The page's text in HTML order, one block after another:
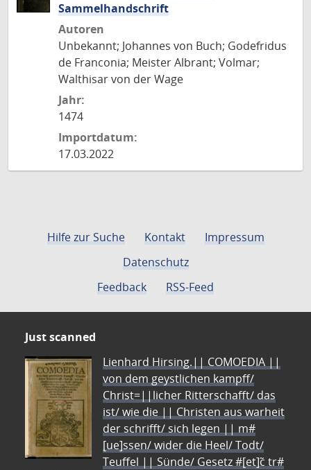
Sammelhandschrift
Autoren
Unbekannt; Johannes von Buch; Godefridus
de Franconia; Meister Albrant; Volmar;
Walthisar von der Wage
Jahr:
1474
Importdatum:
17.03.2022
Hilfe zur Suche Kontakt
Impressum
Datenschutz
Feedback
RSS-Feed
Just scanned
Lienhard Hirsing.|| COMOEDIA ||
von dem geystlichen kampff/
Christ=||licher Ritterschafft/ das
ist/ wie die || Christen aus warheit
der schrifft/ sich legen || m#
[ue]ssen/ wider die Heel/ Todt/
Teuffel || Sünde/ Gesetz #[et]c̃ tr#